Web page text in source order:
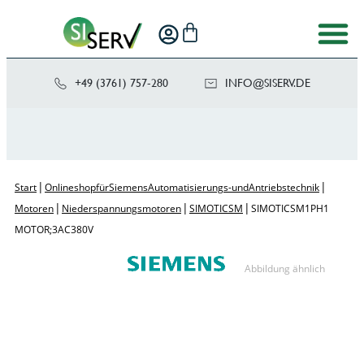
+49 (3761) 757-280 ED.VRE
SIS@OF
NI
Start | Onlineshop für Siemens Automatisierungs- und Antriebstechnik |
Motoren | Niederspannungsmotoren | SIMOTICS M | SIMOTICS M 1PH1
MOTOR; 3AC 380V
Abbildung ähnlich